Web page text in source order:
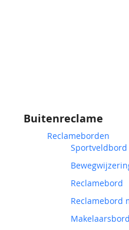
Buitenreclame
Reclameborden
Sportveldbord
Reclamebord
Reclamebord
Makelaarsbord